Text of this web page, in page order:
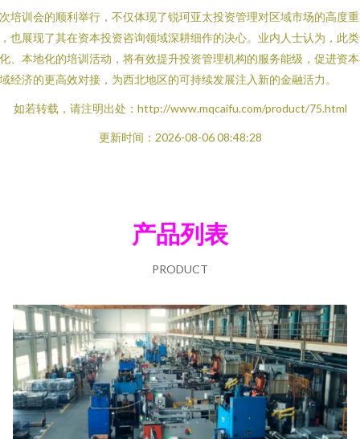
培训会的顺利举行，不仅体现了锐珂亚太投资管理对区域市场的高度重
也展现了其在资本投资咨询领域深耕细作的决心。业内人士认为，此
、本地化的培训活动，将有效提升投资管理机构的服务能级，促进资
经济的更高效对接，为西北地区的可持续发展注入新的金融活力。
如若转载，请注明出处：http://www.mqcaifu.com/product/75.html
更新时间：2026-08-06 08:48:28
产品列表
PRODUCT